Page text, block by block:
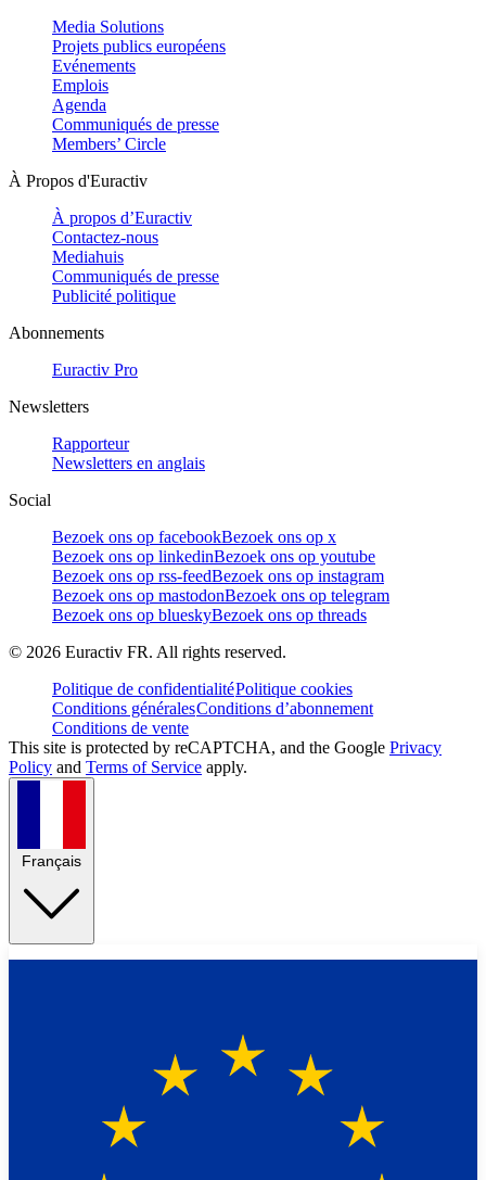
Media Solutions
Projets publics européens
Evénements
Emplois
Agenda
Communiqués de presse
Members’ Circle
À Propos d'Euractiv
À propos d’Euractiv
Contactez-nous
Mediahuis
Communiqués de presse
Publicité politique
Abonnements
Euractiv Pro
Newsletters
Rapporteur
Newsletters en anglais
Social
Bezoek ons op facebookBezoek ons op x
Bezoek ons op linkedinBezoek ons op youtube
Bezoek ons op rss-feedBezoek ons op instagram
Bezoek ons op mastodonBezoek ons op telegram
Bezoek ons op blueskyBezoek ons op threads
© 2026 Euractiv FR. All rights reserved.
Politique de confidentialitéPolitique cookies
Conditions généralesConditions d’abonnement
Conditions de vente
This site is protected by reCAPTCHA, and the Google Privacy
Policy and Terms of Service apply.
Français